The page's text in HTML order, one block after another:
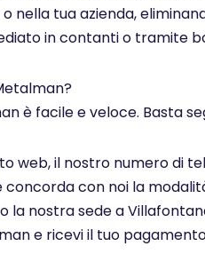
nella tua azienda,
in contanti o tramite
è facile e veloce. Basta
web, il nostro numero di
con noi la
la nostra sede a
e ricevi il tuo